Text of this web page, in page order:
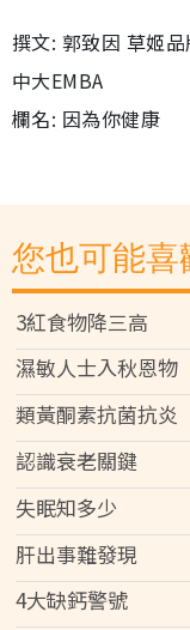
撰文: 郭致因 草姬
中大EMBA
欄名: 因為你健康
您也可能喜
3紅食物降三高
濕敏人士入秋恩物
類黃酮素抗菌抗炎
認識衰老關鍵
失眠知多少
肝出事難發現
4大缺鈣警號